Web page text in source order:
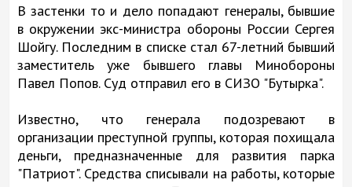
В застенки то и дело попадают генералы, бывшие
в окружении экс-министра обороны России Сергея
Шойгу. Последним в списке стал 67-летний бывший
заместитель уже бывшего главы Минобороны
Павел Попов. Суд отправил его в СИЗО "Бутырка".
Известно, что генерала подозревают в
организации преступной группы, которая похищала
деньги, предназначенные для развития парка
"Патриот". Средства списывали на работы, которые